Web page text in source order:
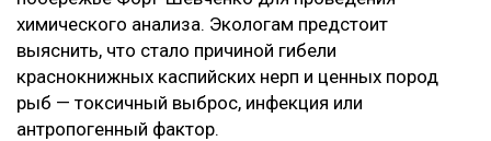
химического анализа. Экологам предстоит
выяснить, что стало причиной гибели
краснокнижных каспийских нерп и ценных пород
рыб — токсичный выброс, инфекция или
антропогенный фактор.